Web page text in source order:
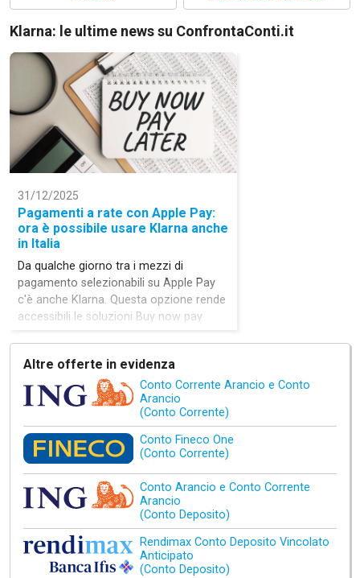
Klarna: le ultime news su ConfrontaConti.it
31/12/2025
Pagamenti a rate con Apple Pay:
ora è possibile usare Klarna anche
in Italia
Da qualche giorno tra i mezzi di
pagamento selezionabili su Apple Pay
c'è anche Klarna. Questa opzione rende
accessibili le soluzioni Buy now pay
differiti saranno utilizzabili sia online sia
in negozio.
Altre offerte in evidenza
Conto Corrente Arancio e Conto
Arancio
(Conto Corrente)
Conto Fineco One
(Conto Corrente)
Conto Arancio e Conto Corrente
Arancio
(Conto Deposito)
Rendimax Conto Deposito Vincolato
Anticipato
(Conto Deposito)